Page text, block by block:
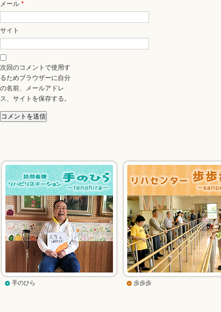
メール *
サイト
次回のコメントで使用す
るためブラウザーに自分
の名前、メールアドレ
ス、サイトを保存する。
手のひら 歩歩歩